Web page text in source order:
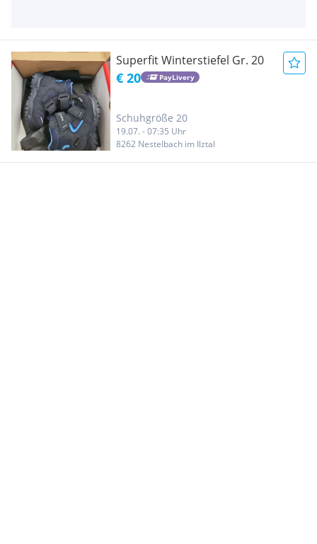
Superfit Winterstiefel Gr. 20
€ 20 PayLivery
Schuhgröße 20
19.07. - 07:35 Uhr
8262 Nestelbach im Ilztal